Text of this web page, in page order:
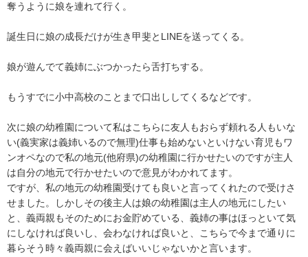
奪うように娘を連れて行く。
誕生日に娘の成長だけが生き甲斐とLINEを送ってくる。
娘が遊んでて義姉にぶつかったら舌打ちする。
もうすでに小中高校のことまで口出ししてくるなどです。
次に娘の幼稚園について私はこちらに友人もおらず頼れる人もいな
い(義実家は義姉いるので無理)仕事も始めないといけない育児もワ
ンオペなので私の地元(他府県)の幼稚園に行かせたいのですが主人
は自分の地元で行かせたいので意見がわかれてます。
ですが、私の地元の幼稚園受けても良いと言ってくれたので受けさ
せました。しかしその後主人は娘の幼稚園は主人の地元にしたい
と、義両親もそのためにお金貯めている、義姉の事はほっといて気
にしなければ良いし、会わなければ良いと、こちらで今まで通りに
暮らそう時々義両親に会えばいいじゃないかと言います。